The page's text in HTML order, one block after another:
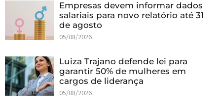
Empresas devem informar dados
salariais para novo relatório até 31
de agosto
05/08/2026
Luiza Trajano defende lei para
garantir 50% de mulheres em
cargos de liderança
05/08/2026